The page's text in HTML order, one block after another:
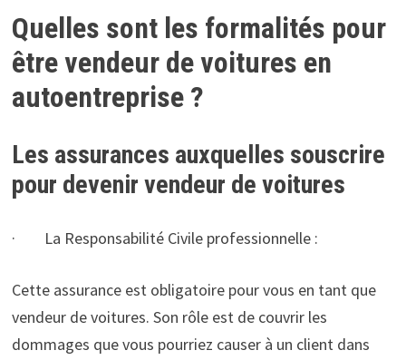
Quelles sont les formalités pour
être vendeur de voitures en
autoentreprise ?
Les assurances auxquelles souscrire
pour devenir vendeur de voitures
· La Responsabilité Civile professionnelle :
Cette assurance est obligatoire pour vous en tant que
vendeur de voitures. Son rôle est de couvrir les
dommages que vous pourriez causer à un client dans